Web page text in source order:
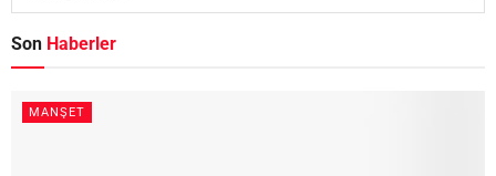
Son Haberler
MANŞET